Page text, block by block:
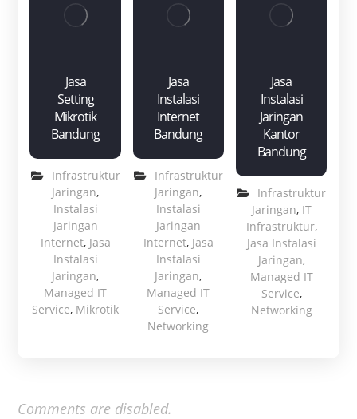
Jasa
Setting
Mikrotik
Bandung
Infrastruktur
Jaringan,
Instalasi
Jaringan
Internet, Jasa
Instalasi
Jaringan,
Managed IT
Service, Mikrotik
Jasa
Instalasi
Internet
Bandung
Infrastruktur
Jaringan,
Instalasi
Jaringan
Internet, Jasa
Instalasi
Jaringan,
Managed IT
Service,
Networking
Jasa
Instalasi
Jaringan
Kantor
Bandung
Infrastruktur
Jaringan, IT
Infrastruktur,
Jasa Instalasi
Jaringan,
Managed IT
Service,
Networking
Comments are disabled.